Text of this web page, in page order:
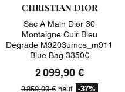
CHRISTIAN DIOR
Sac A Main Dior 30
Montaigne Cuir Bleu
Degrade M9203umos_m911
Blue Bag 3350€
2 099,90 €
3 350,00 €neuf -37%